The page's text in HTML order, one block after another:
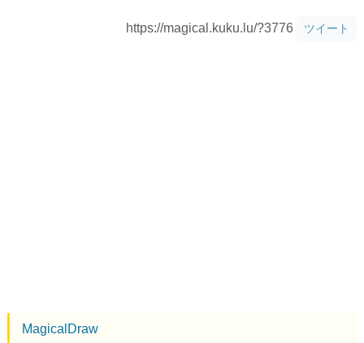
https://magical.kuku.lu/?3776 ツイート
MagicalDraw